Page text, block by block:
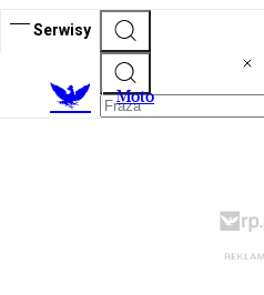
Serwisy
Moto